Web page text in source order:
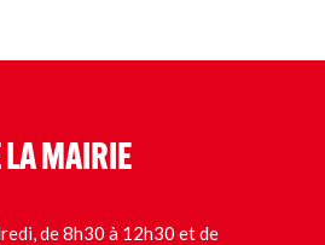
LA MAIRIE
de 8h30 à 12h30 et de